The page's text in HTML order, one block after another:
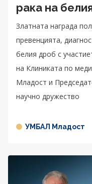
рака на
Златната награда
превенцията,
белия дроб с
на Клиниката по
Младост и
научно дружество
УМБАЛ Младост